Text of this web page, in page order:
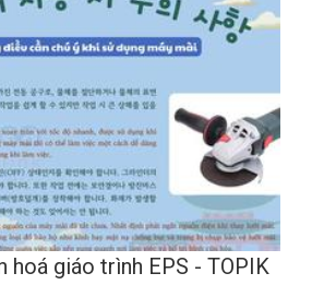
hoá giáo trình EPS - TOPIK